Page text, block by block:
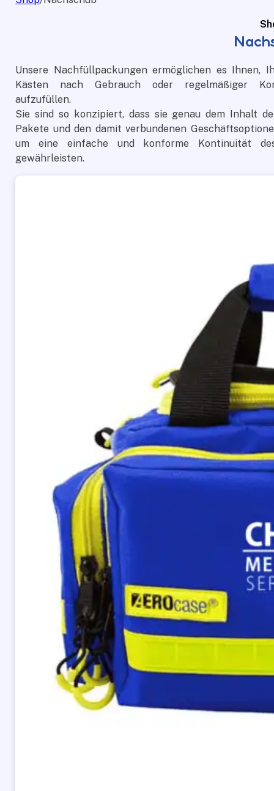
Unsere Nachfüllpackungen ermöglichen es Ihnen,
Kästen nach Gebrauch oder regelmäßiger
aufzufüllen.
Sie sind so konzipiert, dass sie genau dem Inhalt
Pakete und den damit verbundenen
um eine einfache und konforme Kontinuität
gewährleisten.